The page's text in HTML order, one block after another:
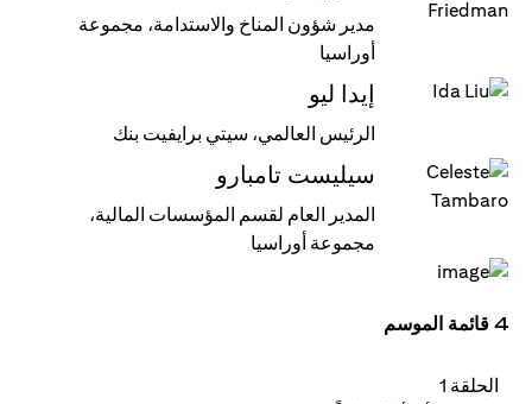
مدير شؤون المناخ والاستدامة، مجموعة
أوراسيا
إيدا ليو
الرئيس العالمي، سيتي برايفيت بنك
سيليست تامبارو
المدير العام لقسم المؤسسات المالية،
مجموعة أوراسيا
4 قائمة الموسم
الحلقة 1